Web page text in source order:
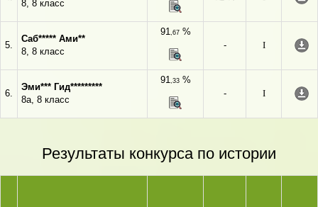
8, 8 класс
5.
Саб***** Ами**
8, 8 класс
91,67%
-
I
6.
Эми*** Гид*********
8а, 8 класс
91,33%
-
I
Результаты конкурса по истории